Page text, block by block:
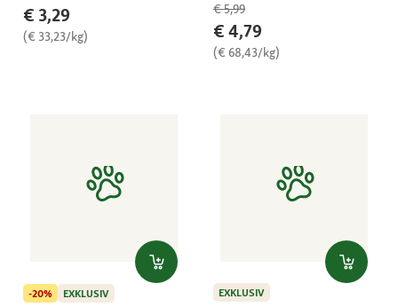
€ 3,29
(€ 33,23/kg)
€ 5,99
€ 4,79
(€ 68,43/kg)
-20%
EXKLUSIV
EXKLUSIV